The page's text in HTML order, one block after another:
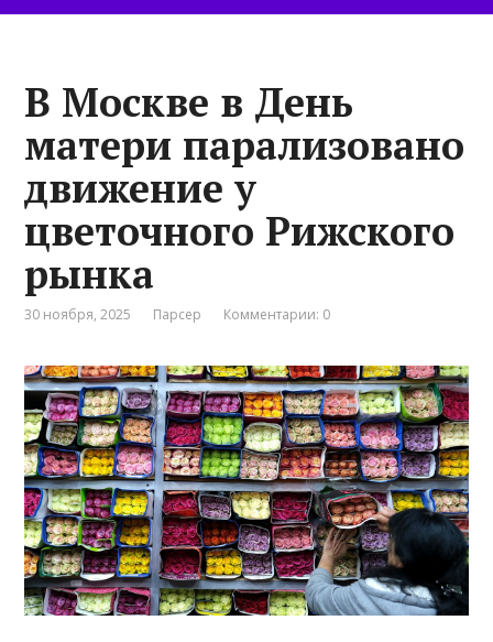
В Москве в День
матери парализовано
движение у
цветочного Рижского
рынка
30 ноября, 2025 Парсер Комментарии: 0